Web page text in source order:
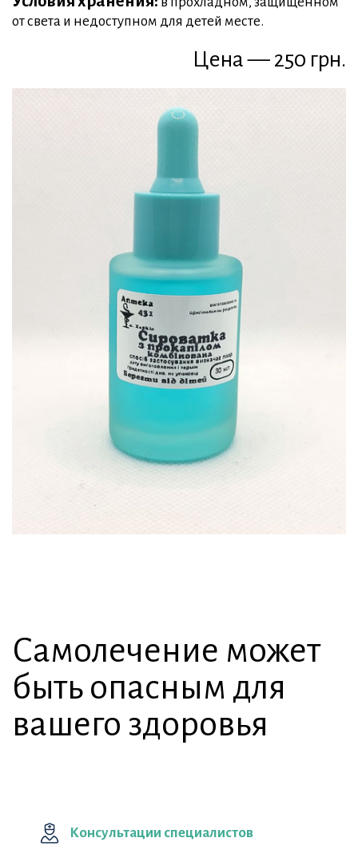
Консультации специалистов
от света и недоступном для детей месте.
Цена — 250 грн.
Самолечение может
быть опасным для
вашего здоровья